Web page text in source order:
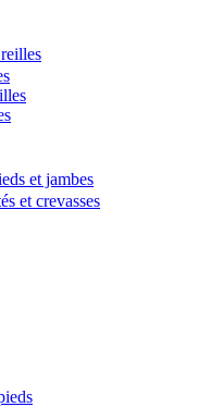
et jambes
et crevasses